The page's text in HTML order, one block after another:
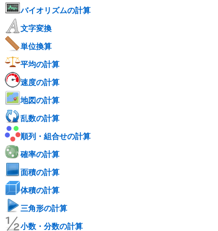
バイオリズムの計算
文字変換
単位換算
平均の計算
速度の計算
地図の計算
乱数の計算
順列・組合せの計算
確率の計算
面積の計算
体積の計算
三角形の計算
小数・分数の計算